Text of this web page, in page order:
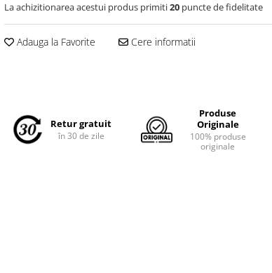
La achizitionarea acestui produs primiti20 puncte de fidelitate
Adauga la Favorite Cere informatii
Retur gratuit
în 30 de zile
Produse
Originale
100% produse
originale